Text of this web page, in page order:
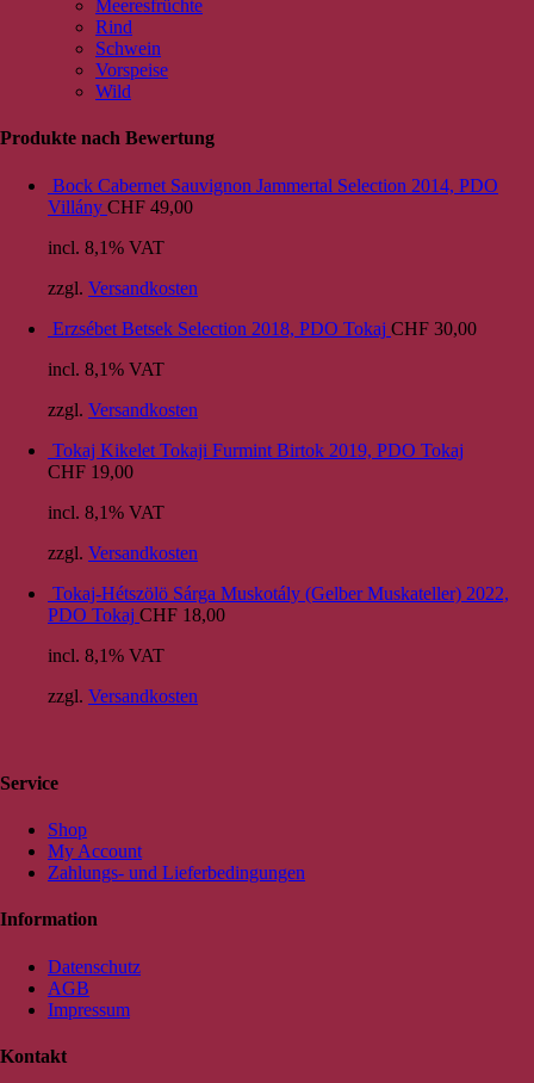
Meeresfrüchte
Rind
Schwein
Vorspeise
Wild
Produkte nach Bewertung
Bock Cabernet Sauvignon Jammertal Selection 2014, PDO
Villány CHF 49,00
incl. 8,1% VAT
zzgl. Versandkosten
Erzsébet Betsek Selection 2018, PDO Tokaj CHF 30,00
incl. 8,1% VAT
zzgl. Versandkosten
Tokaj Kikelet Tokaji Furmint Birtok 2019, PDO Tokaj
CHF 19,00
incl. 8,1% VAT
zzgl. Versandkosten
Tokaj-Hétszölö Sárga Muskotály (Gelber Muskateller) 2022,
PDO Tokaj CHF 18,00
incl. 8,1% VAT
zzgl. Versandkosten
Service
Shop
My Account
Zahlungs- und Lieferbedingungen
Information
Datenschutz
AGB
Impressum
Kontakt